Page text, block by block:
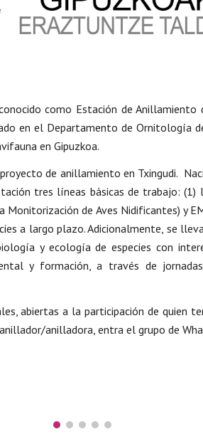
como Estación de
en el Departamento de Ornitología
en Gipuzkoa.
de anillamiento en Txingudi.
tres líneas básicas de trabajo:
de Aves Nidificantes) y
a largo plazo. Adicionalmente, se
y ecología de especies con
y formación, a través de
abiertas a la participación de quien
anilladora, entra el grupo de